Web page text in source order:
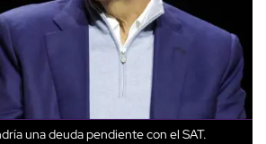
una deuda pendiente con el SAT.